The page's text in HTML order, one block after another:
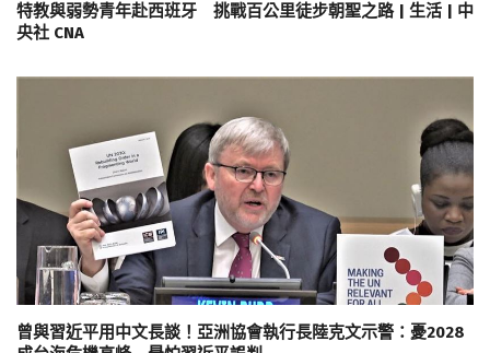
特教與弱勢青年赴西班牙 挑戰百公里徒步朝聖之路 | 生活 | 中
央社 CNA
曾與習近平用中文長談！亞洲協會執行長陸克文示警：憂2028